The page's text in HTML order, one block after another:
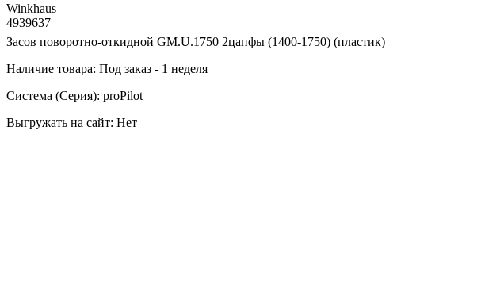
Winkhaus
4939637
Засов поворотно-откидной GM.U.1750 2цапфы (1400-1750) (пластик)
Наличие товара: Под заказ - 1 неделя
Система (Серия): proPilot
Выгружать на сайт: Нет